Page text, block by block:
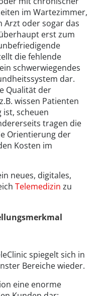
im Wartezimmer,
Arzt oder sogar das
erst zum
die fehlende
schwerwiegendes
dar.
Qualität der
wissen Patienten
scheuen
tragen die
Orientierung der
Kosten im
neues, digitales,
Telemedizin zu
spiegelt sich in
Bereiche wieder.
eine enorme